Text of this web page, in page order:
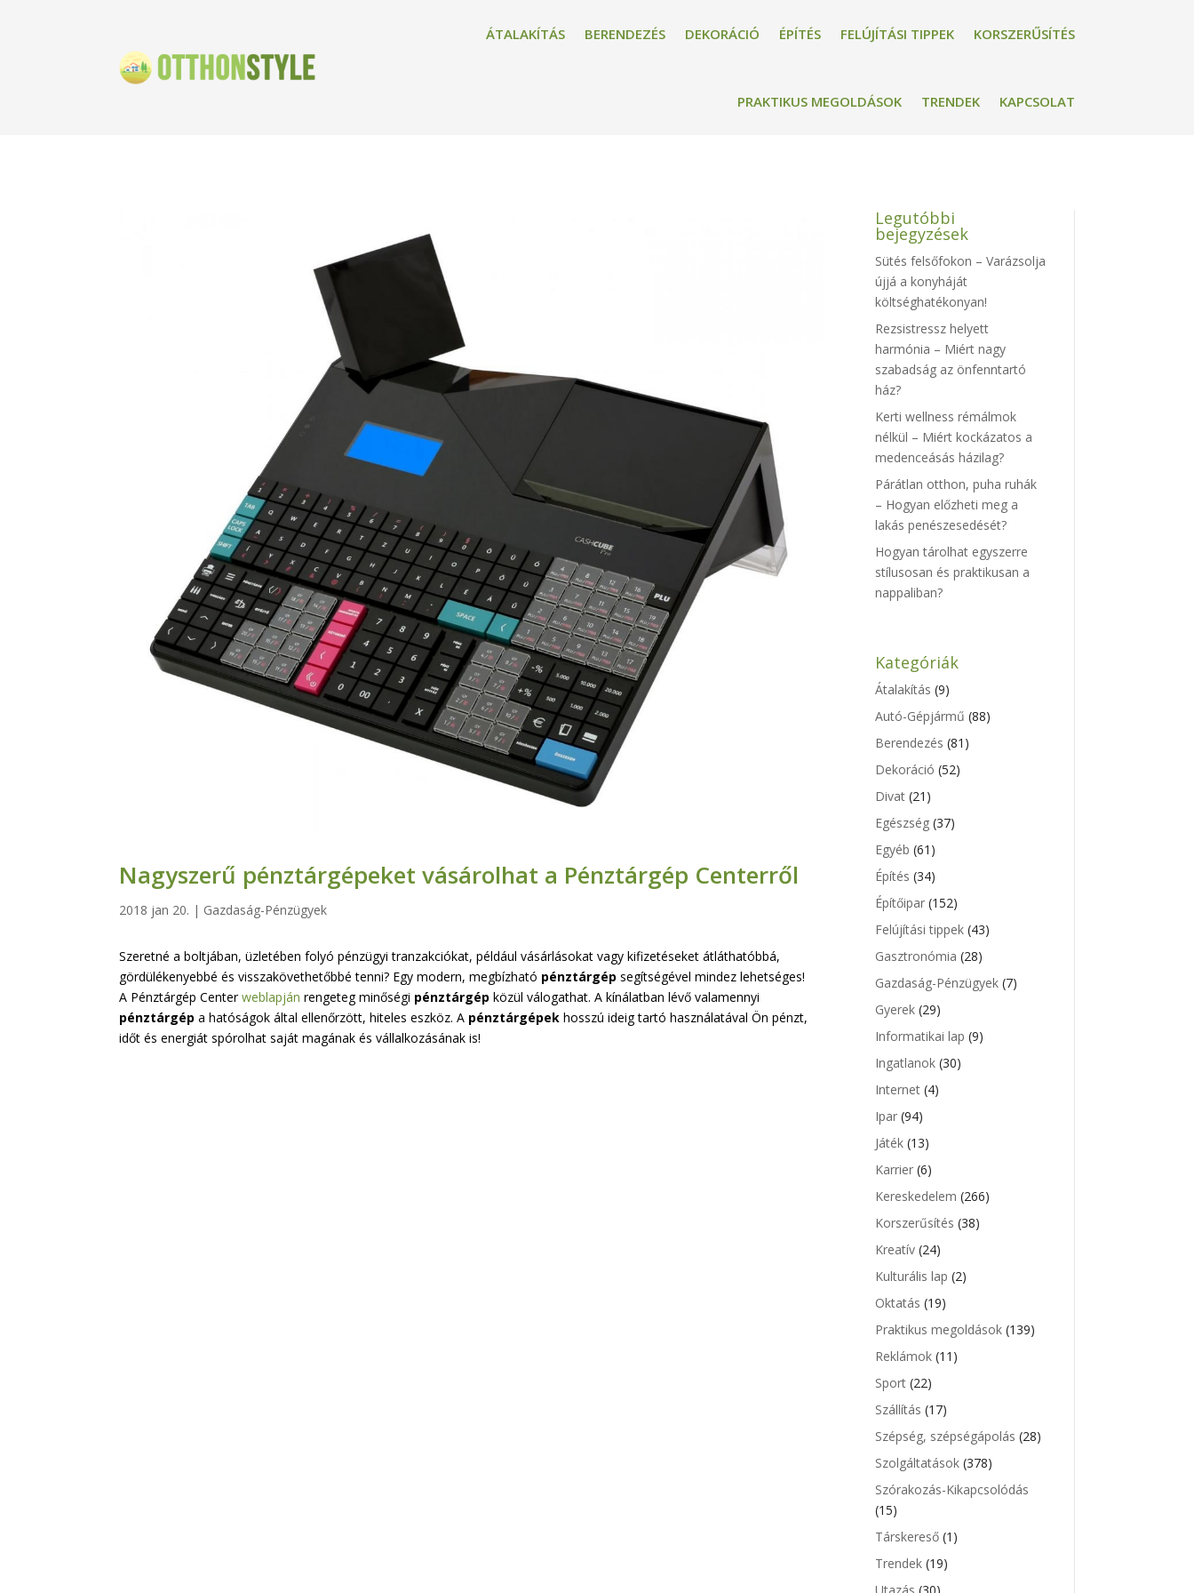
ÁTALAKÍTÁS BERENDEZÉS DEKORÁCIÓ ÉPÍTÉS FELÚJÍTÁSI TIPPEK KORSZERŰSÍTÉS
PRAKTIKUS MEGOLDÁSOK TRENDEK KAPCSOLAT
Nagyszerű pénztárgépeket vásárolhat a Pénztárgép Centerről
2018 jan 20. | Gazdaság-Pénzügyek
Szeretné a boltjában, üzletében folyó pénzügyi tranzakciókat, például vásárlásokat vagy kifizetéseket átláthatóbbá,
gördülékenyebbé és visszakövethetőbbé tenni? Egy modern, megbízható pénztárgépsegítségével mindez lehetséges!
A Pénztárgép Centerweblapján rengeteg minőségi pénztárgép közül válogathat. A kínálatban lévő valamennyi
pénztárgép a hatóságok által ellenőrzött, hiteles eszköz. A pénztárgépek hosszú ideig tartó használatával Ön pénzt,
időt és energiát spórolhat saját magának és vállalkozásának is!
Legutóbbi
bejegyzések
Sütés felsőfokon – Varázsolja
újjá a konyháját
költséghatékonyan!
Rezsistressz helyett
harmónia – Miért nagy
szabadság az önfenntartó
ház?
Kerti wellness rémálmok
nélkül – Miért kockázatos a
medenceásás házilag?
Párátlan otthon, puha ruhák
– Hogyan előzheti meg a
lakás penészesedését?
Hogyan tárolhat egyszerre
stílusosan és praktikusan a
nappaliban?
Kategóriák
Átalakítás (9)
Autó-Gépjármű (88)
Berendezés (81)
Dekoráció (52)
Divat (21)
Egészség (37)
Egyéb (61)
Építés (34)
Építőipar (152)
Felújítási tippek (43)
Gasztronómia (28)
Gazdaság-Pénzügyek (7)
Gyerek (29)
Informatikai lap (9)
Ingatlanok (30)
Internet (4)
Ipar (94)
Játék (13)
Karrier (6)
Kereskedelem (266)
Korszerűsítés (38)
Kreatív (24)
Kulturális lap (2)
Oktatás (19)
Praktikus megoldások (139)
Reklámok (11)
Sport (22)
Szállítás (17)
Szépség, szépségápolás (28)
Szolgáltatások (378)
Szórakozás-Kikapcsolódás
(15)
Társkereső (1)
Trendek (19)